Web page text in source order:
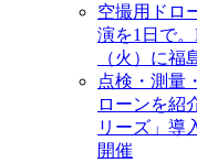
空撮用ドロ
演を1日で
（火）に福
点検・測量
ローンを紹
リーズ」導
開催